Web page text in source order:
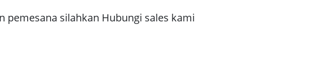
pemesana silahkan Hubungi sales kami